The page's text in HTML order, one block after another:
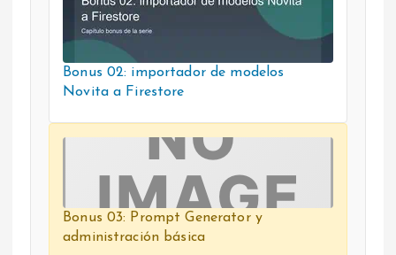
Bonus 02: importador de modelos
Novita a Firestore
Bonus 03: Prompt Generator y
administración básica